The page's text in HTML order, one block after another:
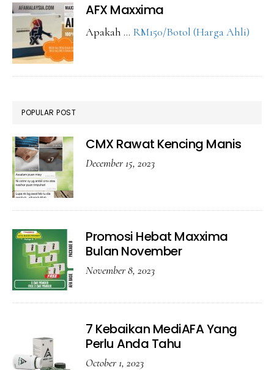
AFX Maxxima
Apakah … RM150/Botol (Harga Ahli)
POPULAR POST
CMX Rawat Kencing Manis
December 15, 2023
Promosi Hebat Maxxima
Bulan November
November 8, 2023
7 Kebaikan MediAFA Yang
Perlu Anda Tahu
October 1, 2023